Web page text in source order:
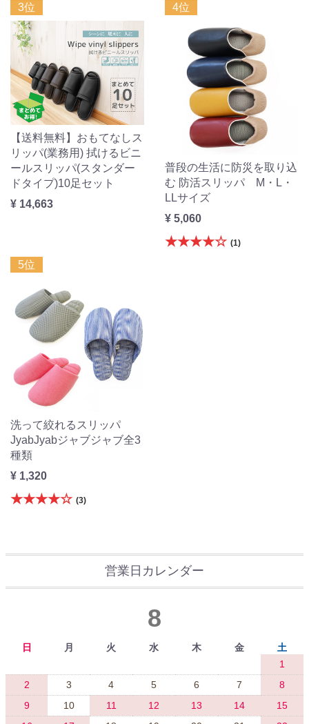
3位
【送料無料】おもてなしス
リッパ(業務用) 拭けるビニ
ールスリッパ(スタンダー
ドタイプ)10足セット
¥ 14,663
4位
普段の生活に防災を取り込
む 防活スリッパ M・L・
LLサイズ
¥ 5,060
★★★★☆ (1)
5位
洗って絞れるスリッパ
JyabJyabジャブジャブ全3
種類
¥ 1,320
★★★★☆ (3)
営業日カレンダー
8
日 月 火 水 木 金
土
1
2
3 4 5 6 7
8
9
10 11 12 13 14
15